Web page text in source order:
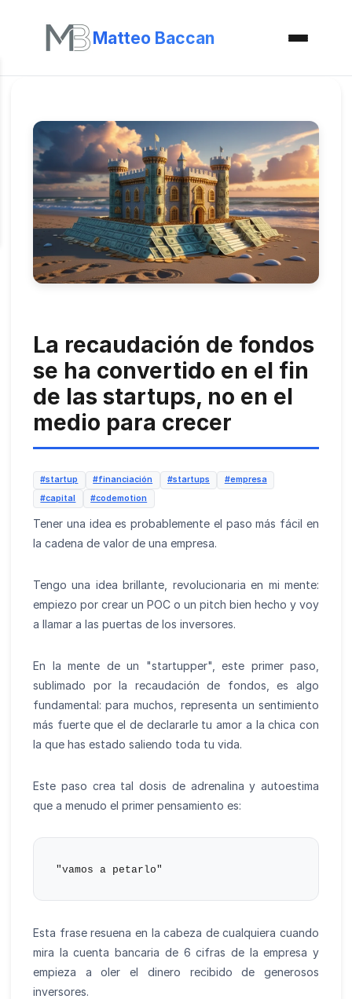
Matteo Baccan
La recaudación de fondos
se ha convertido en el fin
de las startups, no en el
medio para crecer
#startup #financiación #startups
#empresa
#capital
#codemotion
Tener una idea es probablemente el paso más fácil en
la cadena de valor de una empresa.
Tengo una idea brillante, revolucionaria en mi mente:
empiezo por crear un POC o un pitch bien hecho y voy
a llamar a las puertas de los inversores.
En la mente de un "startupper", este primer paso,
sublimado por la recaudación de fondos, es algo
fundamental: para muchos, representa un sentimiento
más fuerte que el de declararle tu amor a la chica con
la que has estado saliendo toda tu vida.
Este paso crea tal dosis de adrenalina y autoestima
que a menudo el primer pensamiento es:
Esta frase resuena en la cabeza de cualquiera cuando
mira la cuenta bancaria de 6 cifras de la empresa y
empieza a oler el dinero recibido de generosos
inversores.